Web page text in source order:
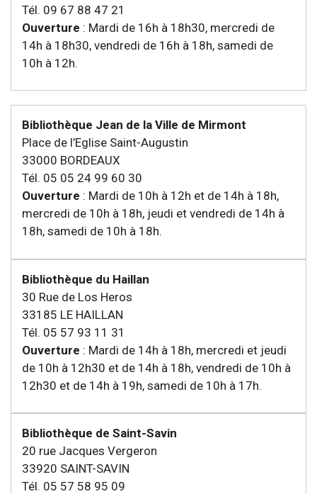
Tél. 09 67 88 47 21
Ouverture : Mardi de 16h à 18h30, mercredi de
14h à 18h30, vendredi de 16h à 18h, samedi de
10h à 12h.
Bibliothèque Jean de la Ville de Mirmont
Place de l’Eglise Saint-Augustin
33000 BORDEAUX
Tél. 05 05 24 99 60 30
Ouverture : Mardi de 10h à 12h et de 14h à 18h,
mercredi de 10h à 18h, jeudi et vendredi de 14h à
18h, samedi de 10h à 18h.
Bibliothèque du Haillan
30 Rue de Los Heros
33185 LE HAILLAN
Tél. 05 57 93 11 31
Ouverture : Mardi de 14h à 18h, mercredi et jeudi
de 10h à 12h30 et de 14h à 18h, vendredi de 10h à
12h30 et de 14h à 19h, samedi de 10h à 17h.
Bibliothèque de Saint-Savin
20 rue Jacques Vergeron
33920 SAINT-SAVIN
Tél. 05 57 58 95 09